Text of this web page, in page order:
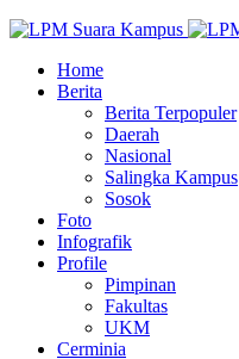
Home
Berita
Berita Terpopuler
Daerah
Nasional
Salingka Kampus
Sosok
Foto
Infografik
Profile
Pimpinan
Fakultas
UKM
Cerminia